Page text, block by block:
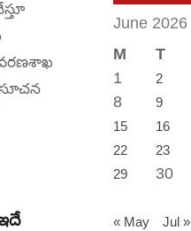
June 2026
M
T
1
2
8
9
15 16
22 23
29 30
« May Jul »